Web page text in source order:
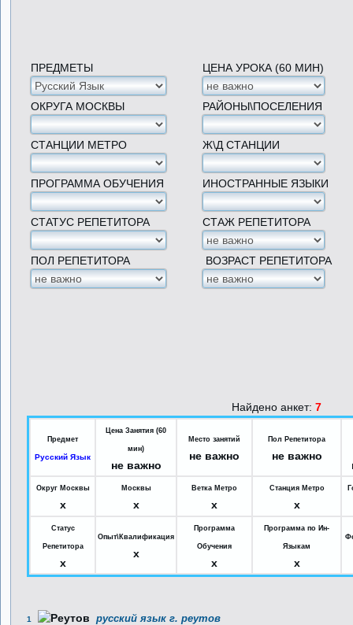
ПРЕДМЕТЫ ЦЕНА УРОКА (60 МИН)
ОКРУГА МОСКВЫ РАЙОНЫ\ПОСЕЛЕНИЯ
СТАНЦИИ МЕТРО Ж\Д СТАНЦИИ
ПРОГРАММА ОБУЧЕНИЯ ИНОСТРАННЫЕ ЯЗЫКИ
СТАТУС РЕПЕТИТОРА СТАЖ РЕПЕТИТОРА
ПОЛ РЕПЕТИТОРА ВОЗРАСТ РЕПЕТИТОРА
Найдено анкет: 7
Предмет
Русский Язык
Цена Занятия (60
мин)
не важно
Место занятий
не важно
Пол Репетитора
не важно
Округ Москвы
x
Москвы
x
Ветка Метро
x
Станция Метро
x
Статус
Репетитора
x
Опыт\Квалификация
x
Программа
Обучения
x
Программа по Ин-
Языкам
x
1 русский язык г. реутов